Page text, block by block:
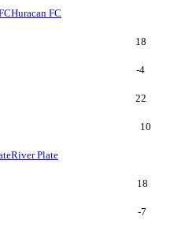
Huracan FC
18
-4
22
10
River Plate
18
-7